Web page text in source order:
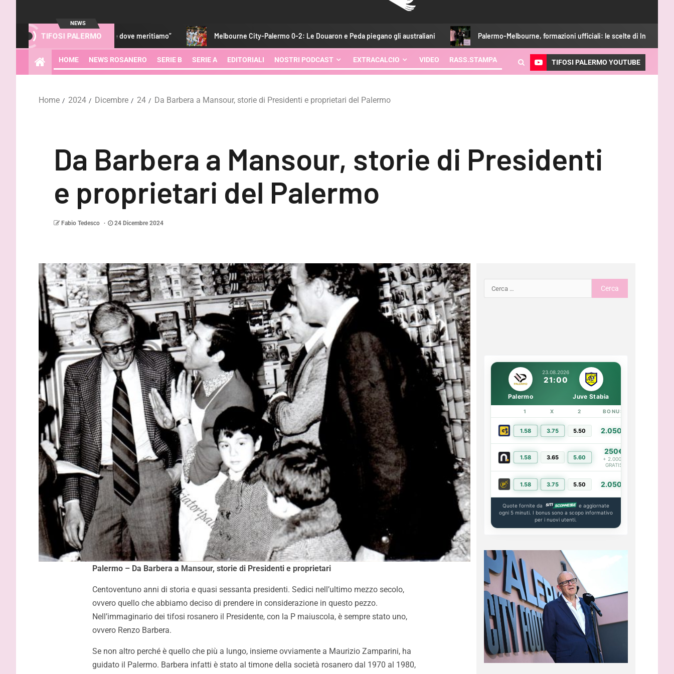
NEWS
TIFOSI PALERMO
lottare per tornare dove meritiamo” Melbourne City-Palermo 0-2: Le Douaron e Peda piegano gli australiani Palermo-Melbourne, formazioni ufficiali: le scelte di Inzaghi
HOME NEWS ROSANERO SERIE B SERIE A EDITORIALI NOSTRI PODCAST EXTRACALCIO VIDEO RASS.STAMPA TIFOSI PALERMO YOUTUBE
Home 2024 Dicembre 24 Da Barbera a Mansour, storie di Presidenti e proprietari del Palermo
Da Barbera a Mansour, storie di Presidenti
e proprietari del Palermo
Fabio Tedesco 24 Dicembre 2024
Palermo – Da Barbera a Mansour, storie di Presidenti e proprietari
Centoventuno anni di storia e quasi sessanta presidenti. Sedici nell’ultimo mezzo secolo,
ovvero quello che abbiamo deciso di prendere in considerazione in questo pezzo.
Nell’immaginario dei tifosi rosanero il Presidente, con la P maiuscola, è sempre stato uno,
ovvero Renzo Barbera.
Se non altro perché è quello che più a lungo, insieme ovviamente a Maurizio Zamparini, ha
guidato il Palermo. Barbera infatti è stato al timone della società rosanero dal 1970 al 1980,
23.08.2026
21:00
Palermo Juve Stabia
1 X 2 BONUS
1.58 3.75 5.50 2.050€
1.58 3.65 5.60
250€
+ 2.000€
GRATIS
1.58 3.75 5.50 2.050€
Quote fornite da
e aggiornate
ogni 5 minuti. I bonus sono a scopo informativo
per i nuovi utenti.